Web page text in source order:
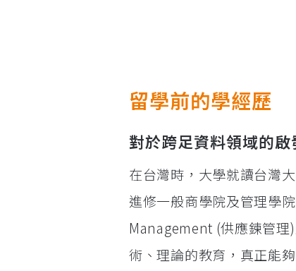
留學前的學經歷
對於跨足資料領域的啟
在台灣時，大學就讀台灣
進修一般商學院及管理學
Management (供應鍊管
術、理論的教育，真正能